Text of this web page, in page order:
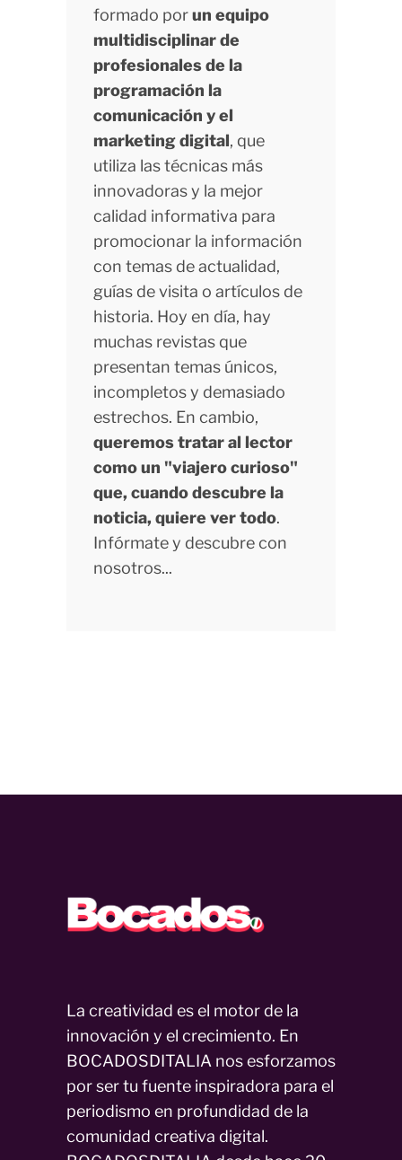
formado porun equipo
multidisciplinar de
profesionales de la
programación la
comunicación y el
marketing digital, que
utiliza las técnicas más
innovadoras y la mejor
calidad informativa para
promocionar la información
con temas de actualidad,
guías de visita o artículos de
historia. Hoy en día, hay
muchas revistas que
presentan temas únicos,
incompletos y demasiado
estrechos. En cambio,
queremos tratar al lector
como un "viajero curioso"
que, cuando descubre la
noticia, quiere ver todo.
Infórmate y descubre con
nosotros...
La creatividad es el motor de la
innovación y el crecimiento. En
BOCADOSDITALIA nos esforzamos
por ser tu fuente inspiradora para el
periodismo en profundidad de la
comunidad creativa digital.